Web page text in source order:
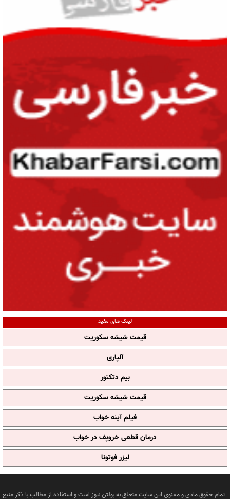
لینک های مفید
قیمت شیشه سکوریت
آلپاری
بیم دتکتور
قیمت شیشه سکوریت
فیلم آپنه خواب
درمان قطعی خروپف در خواب
لیزر فوتونا
تمام حقوق مادی و معنوی این سایت متعلق به بولتن نیوز است و استفاده از مطالب با ذکر منبع